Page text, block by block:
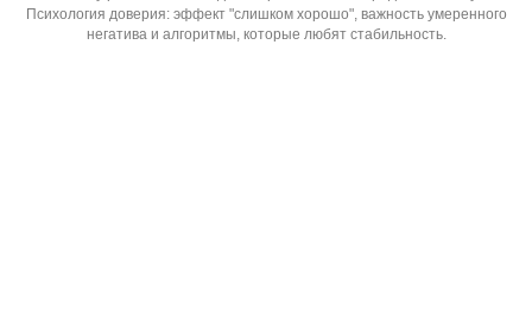
Психология доверия: эффект "слишком хорошо", важность умеренного
негатива и алгоритмы, которые любят стабильность.